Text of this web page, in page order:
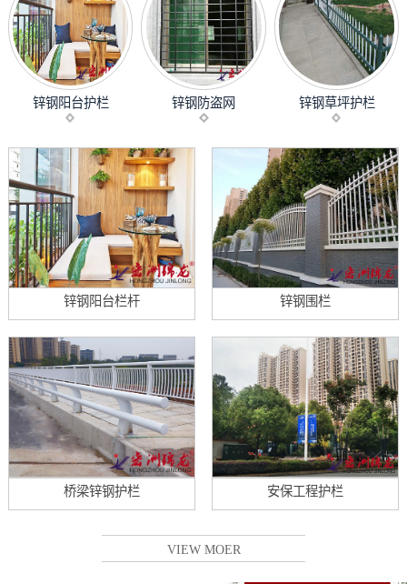
锌钢阳台护栏 锌钢防盗网 锌钢草坪护栏
锌钢阳台栏杆 锌钢围栏
桥梁锌钢护栏 安保工程护栏
VIEW MOER